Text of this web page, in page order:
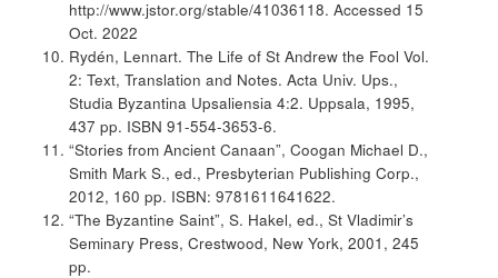
http://www.jstor.org/stable/41036118. Accessed 15
Oct. 2022
Rydén, Lennart. The Life of St Andrew the Fool Vol.
2: Text, Translation and Notes. Acta Univ. Ups.,
Studia Byzantina Upsaliensia 4:2. Uppsala, 1995,
437 pp. ISBN 91-554-3653-6.
“Stories from Ancient Canaan”, Coogan Michael D.,
Smith Mark S., ed., Presbyterian Publishing Corp.,
2012, 160 pp. ISBN: 9781611641622.
“The Byzantine Saint”, S. Hakel, ed., St Vladimir’s
Seminary Press, Crestwood, New York, 2001, 245
pp.